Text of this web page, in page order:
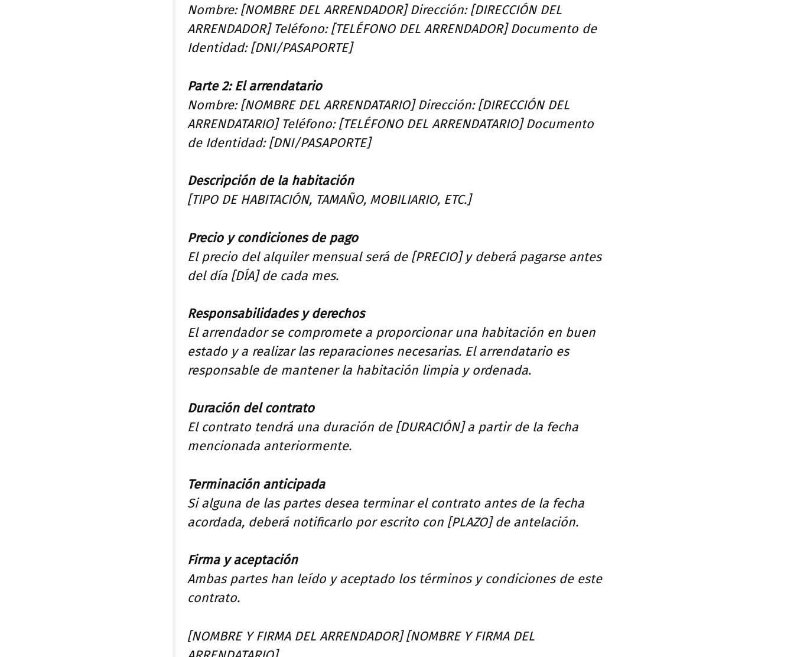
Nombre: [NOMBRE DEL ARRENDADOR] Dirección: [DIRECCIÓN DEL
ARRENDADOR] Teléfono: [TELÉFONO DEL ARRENDADOR] Documento de
Identidad: [DNI/PASAPORTE]
Parte 2: El arrendatario
Nombre: [NOMBRE DEL ARRENDATARIO] Dirección: [DIRECCIÓN DEL
ARRENDATARIO] Teléfono: [TELÉFONO DEL ARRENDATARIO] Documento
de Identidad: [DNI/PASAPORTE]
Descripción de la habitación
[TIPO DE HABITACIÓN, TAMAÑO, MOBILIARIO, ETC.]
Precio y condiciones de pago
El precio del alquiler mensual será de [PRECIO] y deberá pagarse antes
del día [DÍA] de cada mes.
Responsabilidades y derechos
El arrendador se compromete a proporcionar una habitación en buen
estado y a realizar las reparaciones necesarias. El arrendatario es
responsable de mantener la habitación limpia y ordenada.
Duración del contrato
El contrato tendrá una duración de [DURACIÓN] a partir de la fecha
mencionada anteriormente.
Terminación anticipada
Si alguna de las partes desea terminar el contrato antes de la fecha
acordada, deberá notificarlo por escrito con [PLAZO] de antelación.
Firma y aceptación
Ambas partes han leído y aceptado los términos y condiciones de este
contrato.
[NOMBRE Y FIRMA DEL ARRENDADOR] [NOMBRE Y FIRMA DEL